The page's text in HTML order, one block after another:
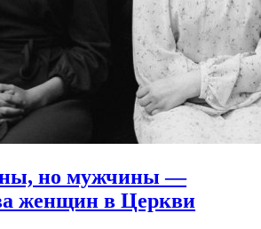
но мужчины —
женщин в Церкви